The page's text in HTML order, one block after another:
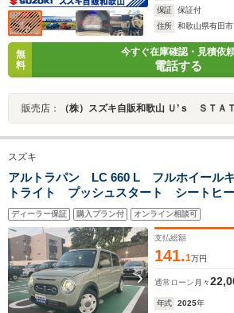
保証
保証付
住所
和歌山県有田市
無
料
今すぐ在庫確認・見積依
電話する
販売店： （株）スズキ自販和歌山 Ｕ’ｓ ＳＴＡ
スズキ
アルトラパン LC 660 L フルホイール
トライト プッシュスタート シートヒ
エアコン 衝突被害軽減システム アイド
プ 横滑り防止機能 衝突安全ボディ 取
ンテナンスノート
ディーラー保証 購入プラン付 オンライン相談可
支払総額
141.1万円
通常ローン 月々
年式 2025年